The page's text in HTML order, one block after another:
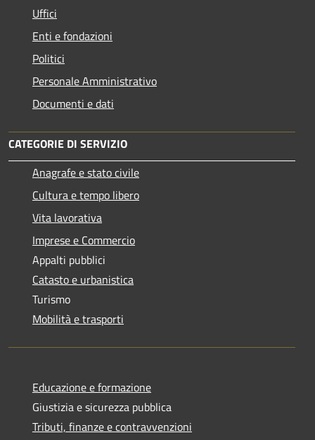
Uffici
Enti e fondazioni
Politici
Personale Amministrativo
Documenti e dati
CATEGORIE DI SERVIZIO
Anagrafe e stato civile
Cultura e tempo libero
Vita lavorativa
Imprese e Commercio
Appalti pubblici
Catasto e urbanistica
Turismo
Mobilità e trasporti
Educazione e formazione
Giustizia e sicurezza pubblica
Tributi, finanze e contravvenzioni